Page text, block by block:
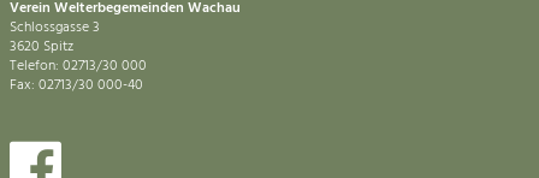
Verein Welterbegemeinden Wachau
Schlossgasse 3
3620 Spitz
Telefon: 02713/30 000
Fax: 02713/30 000-40